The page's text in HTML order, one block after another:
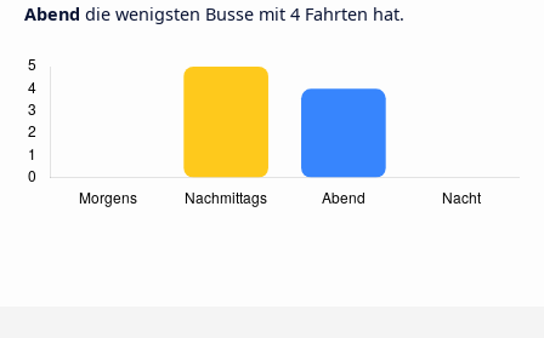
Abend die wenigsten Busse mit 4 Fahrten hat.